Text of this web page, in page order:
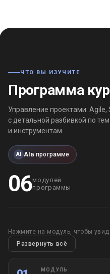
ЧТО ВЫ ИЗУЧИТЕ
Программа
Управление проектами: Agile,
с детальной разбивкой по
и инструментам.
AI AI в программе
06модулей
программы
Нажмите на модуль, чтобы
Развернуть всё
МОДУЛЬ